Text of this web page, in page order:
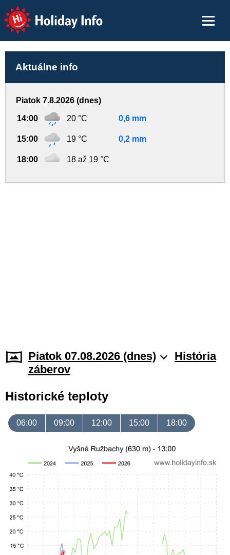
Holiday Info
Aktuálne info
Piatok 7.8.2026 (dnes)
14:00 20 °C 0,6 mm
15:00 19 °C 0,2 mm
18:00 18 až 19 °C
Piatok 07.08.2026 (dnes)
História
záberov
Historické teploty
06:00 09:00 12:00 15:00 18:00